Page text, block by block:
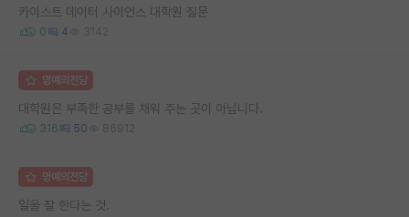
카이스트 데이터 사이언스 대학원 질문
0 4 3142
명예의전당
대학원은 부족한 공부를 채워 주는 곳이 아닙니다.
316 50 86912
명예의전당
일을 잘 한다는 것.